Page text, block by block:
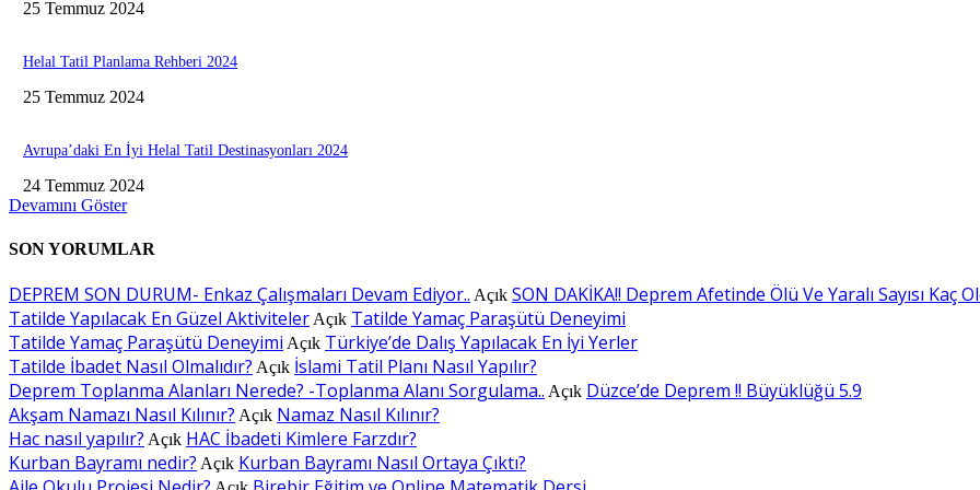
25 Temmuz 2024
Helal Tatil Planlama Rehberi 2024
25 Temmuz 2024
Avrupa’daki En İyi Helal Tatil Destinasyonları 2024
24 Temmuz 2024
Devamını Göster
SON YORUMLAR
DEPREM SON DURUM- Enkaz Çalışmaları Devam Ediyor.. Açık SON DAKİKA!! Deprem Afetinde Ölü Ve Yaralı Sayısı Kaç
Tatilde Yapılacak En Güzel Aktiviteler Açık Tatilde Yamaç Paraşütü Deneyimi
Tatilde Yamaç Paraşütü Deneyimi Açık Türkiye’de Dalış Yapılacak En İyi Yerler
Tatilde İbadet Nasıl Olmalıdır? Açık İslami Tatil Planı Nasıl Yapılır?
Deprem Toplanma Alanları Nerede? -Toplanma Alanı Sorgulama.. Açık Düzce’de Deprem !! Büyüklüğü 5.9
Akşam Namazı Nasıl Kılınır? Açık Namaz Nasıl Kılınır?
Hac nasıl yapılır? Açık HAC İbadeti Kimlere Farzdır?
Kurban Bayramı nedir? Açık Kurban Bayramı Nasıl Ortaya Çıktı?